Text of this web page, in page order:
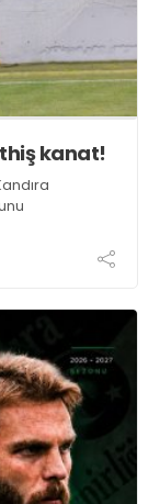
kanat!